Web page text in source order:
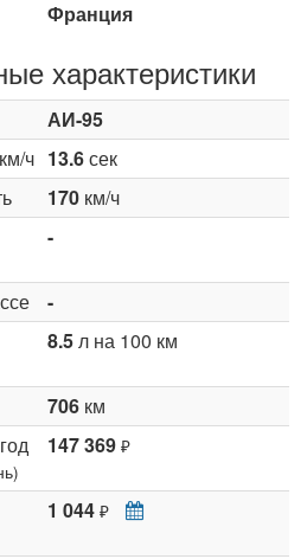
Франция
характеристики
АИ-95
ч 13.6сек
170 км/ч
-
-
8.5л на 100 км
706 км
147 369 ₽
1 044 ₽